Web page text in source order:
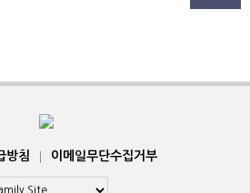
방침 이메일무단수집거부